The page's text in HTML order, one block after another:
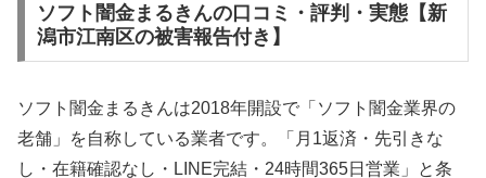
ソフト闇金まるきんの口コミ・評判・実態【新
潟市江南区の被害報告付き】
ソフト闇金まるきんは2018年開設で「ソフト闇金業界の
老舗」を自称している業者です。「月1返済・先引きな
し・在籍確認なし・LINE完結・24時間365日営業」と条